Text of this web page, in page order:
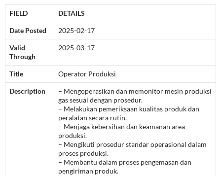
FIELD DETAILS
Date Posted 2025-02-17
Valid
Through
2025-03-17
Title Operator Produksi
Description
– Mengoperasikan dan memonitor mesin produksi
gas sesuai dengan prosedur.
– Melakukan pemeriksaan kualitas produk dan
peralatan secara rutin.
– Menjaga kebersihan dan keamanan area
produksi.
– Mengikuti prosedur standar operasional dalam
proses produksi.
– Membantu dalam proses pengemasan dan
pengiriman produk.